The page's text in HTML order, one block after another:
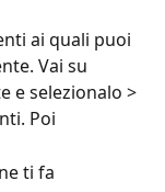
ai quali puoi
Vai su
e selezionalo >
Poi
ti fa